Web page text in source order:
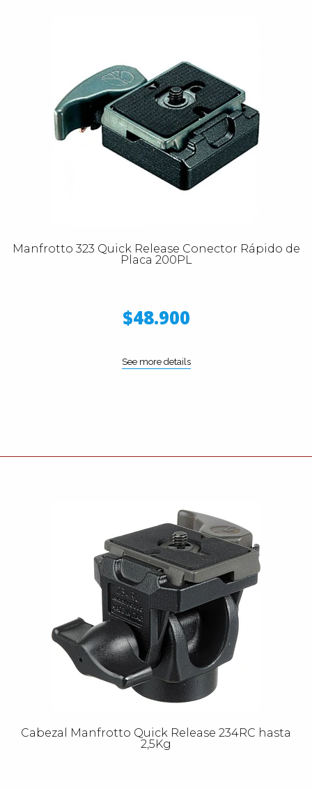
Manfrotto 323 Quick Release Conector Rápido de
Placa 200PL
$48.900
See more details
Cabezal Manfrotto Quick Release 234RC hasta
2,5Kg